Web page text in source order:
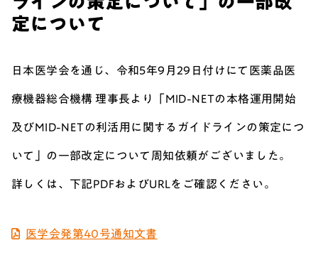
定について
日本医学会を通じ、令和5年9月29日付けにて医薬品医
療機器総合機構 理事長より「MID-NETの本格運用開始
及びMID-NETの利活用に関するガイドラインの策定につ
いて」の一部改定について周知依頼がございました。
詳しくは、下記PDFおよびURLをご確認ください。
医学会発第40号通知文書